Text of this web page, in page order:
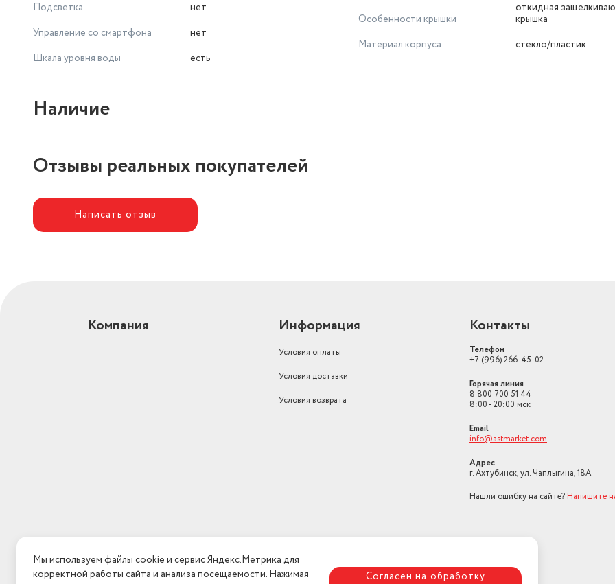
Подсветка
нет
Управление со смартфона
нет
Шкала уровня воды
есть
Особенности крышки
откидная
крышка
Материал корпуса
стекло/пластик
Наличие
Отзывы реальных покупателей
Написать отзыв
Компания Информация
Условия оплаты
Условия доставки
Условия возврата
Контакты
Телефон
+7 (996) 266-45-02
Горячая линия
8 800 700 51 44
8:00 - 20:00 мск
Email
info@astmarket.com
Адрес
г. Ахтубинск, ул. Чаплыгина, 18А
Нашли ошибку на сайте? Напишите
Мы используем файлы cookie и сервис Яндекс.Метрика для
корректной работы сайта и анализа посещаемости. Нажимая
Согласен на обработку